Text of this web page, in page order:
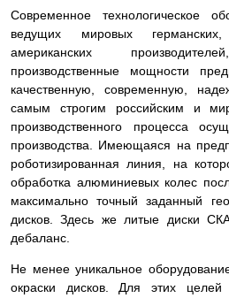
Современное технологическое
ведущих мировых
американских
производственные мощности
качественную, современную,
самым строгим российским и
производственного процесса
производства. Имеющаяся на
роботизированная линия, на
обработка алюминиевых колес
максимально точный заданный
дисков. Здесь же литые диски
дебаланс.
Не менее уникальное
окраски дисков. Для этих целей